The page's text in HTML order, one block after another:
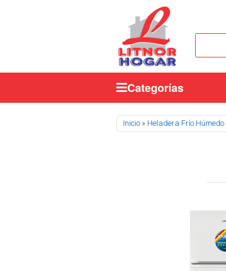
Categorías
Se encuentra usted aquí
Inicio » Heladera Frío Húmedo